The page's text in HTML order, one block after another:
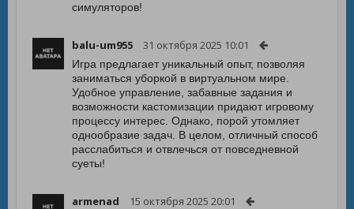
симуляторов!
balu-um955 31 октября 2025 10:01
Игра предлагает уникальный опыт, позволяя
заниматься уборкой в виртуальном мире.
Удобное управление, забавные задания и
возможности кастомизации придают игровому
процессу интерес. Однако, порой утомляет
однообразие задач. В целом, отличный способ
расслабиться и отвлечься от повседневной
суеты!
armenad 15 октября 2025 20:01